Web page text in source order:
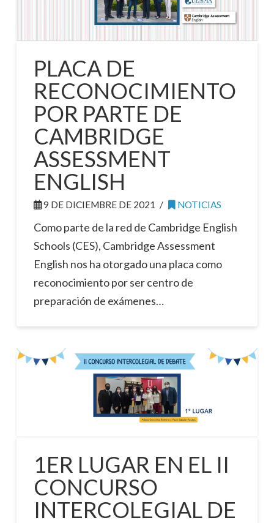
PLACA DE
RECONOCIMIENTO
POR PARTE DE
CAMBRIDGE
ASSESSMENT
ENGLISH
9 DE DICIEMBRE DE 2021 NOTICIAS
Como parte de la red de Cambridge English
Schools (CES), Cambridge Assessment
English nos ha otorgado una placa como
reconocimiento por ser centro de
preparación de exámenes…
1ER LUGAR EN EL II
CONCURSO
INTERCOLEGIAL DE